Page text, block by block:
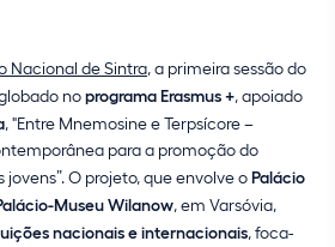
Nacional de Sintra, a primeira sessão do
noprograma Erasmus +, apoiado
, "Entre Mnemosine e Terpsícore –
para a promoção do
O projeto, que envolve oPalácio
Museu Wilanow, em Varsóvia,
nacionais e internacionais, foca-